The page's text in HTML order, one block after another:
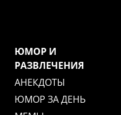
ЮМОР И
РАЗВЛЕЧЕНИЯ
АНЕКДОТЫ
ЮМОР ЗА ДЕНЬ